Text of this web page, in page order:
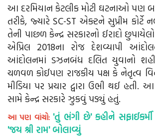
આ દરમિયાન કેટલીક મોટી ઘટનાઓ પણ
તરીકે, જ્યારે SC-ST એક્ટને સુપ્રીમ કોર્ટે
તેની પાછળ કેન્દ્ર સરકારનો ઈરાદો
એપ્રિલ 2018ના રોજ દેશવ્યાપી
આંદોલનમાં ડઝનબંધ દલિત યુવાનો
ચળવળ કોઈપણ રાજકીય પક્ષ કે નેતૃત્વ
મીડિયા પર પ્રચાર દ્વારા ઉભી થઈ
સામે કેન્દ્ર સરકારે ઝુકવું પડ્યું હતું.
આ પણ વાંચો: 'તું ભંગી છે' કહીને
'જય શ્રી રામ' બોલાવ્યું